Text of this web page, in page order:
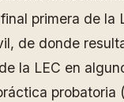
primera de la
de donde
la LEC en
probatoria